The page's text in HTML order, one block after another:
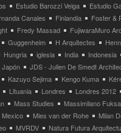
Estudio Barozzi Veiga
Estudio
Canales Finlandia
Foster &
Fredy Massad
FujiwaraMuro
Guggenheim H Arquitectes
Hungria iglesia India
Indonesia
Japón
JDS - Julien De Smedt
Kazuyo Sejima Kengo Kuma
Lituania Londres
Londres 2012
Mass Studies
Massimilano
Mexico Mies van der Rohe
Milan
MVRDV
Natura Futura